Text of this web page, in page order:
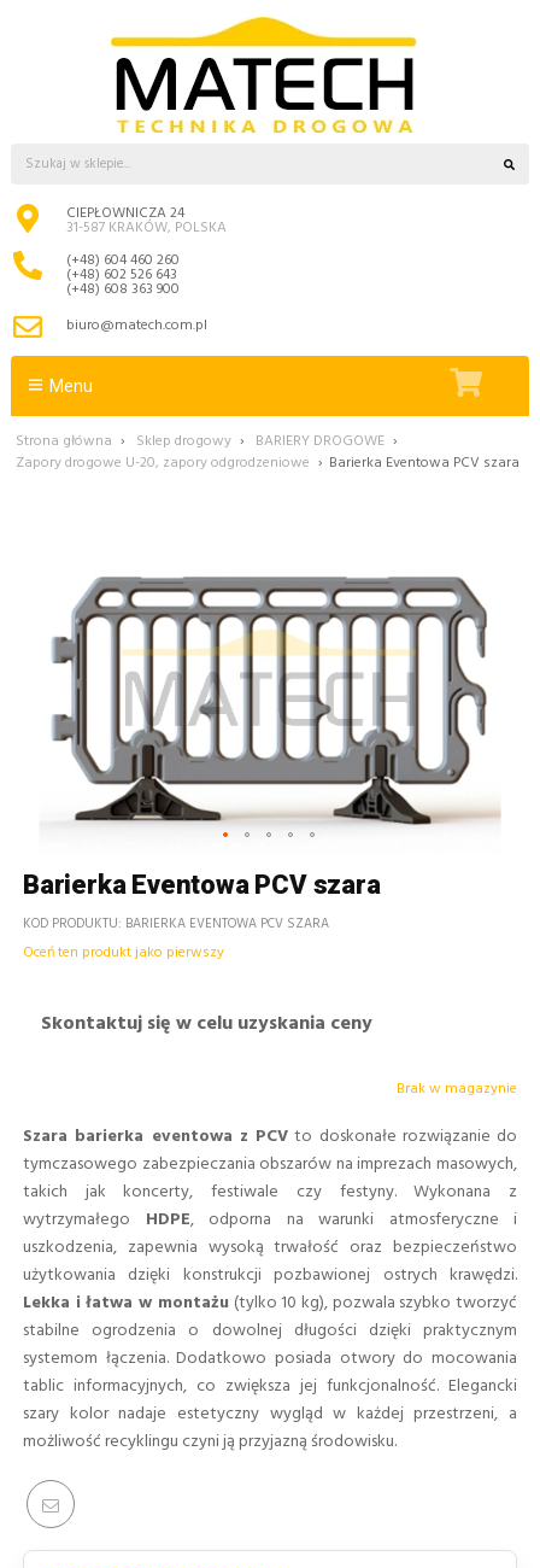
CIEPŁOWNICZA 24
31-587 KRAKÓW, POLSKA
(+48) 604 460 260
(+48) 602 526 643
(+48) 608 363 900
biuro@matech.com.pl
Menu
Strona główna › Sklep drogowy › BARIERY DROGOWE ›
Zapory drogowe U-20, zapory odgrodzeniowe › Barierka Eventowa PCV szara
Barierka Eventowa PCV szara
KOD PRODUKTU BARIERKA EVENTOWA PCV SZARA
Oceń ten produkt jako pierwszy
Skontaktuj się w celu uzyskania ceny
Brak w magazynie
Szara barierka eventowa z PCV to doskonałe rozwiązanie do
tymczasowego zabezpieczania obszarów na imprezach masowych,
takich jak koncerty, festiwale czy festyny. Wykonana z
wytrzymałego HDPE, odporna na warunki atmosferyczne i
uszkodzenia, zapewnia wysoką trwałość oraz bezpieczeństwo
użytkowania dzięki konstrukcji pozbawionej ostrych krawędzi.
Lekka i łatwa w montażu (tylko 10 kg), pozwala szybko tworzyć
stabilne ogrodzenia o dowolnej długości dzięki praktycznym
systemom łączenia. Dodatkowo posiada otwory do mocowania
tablic informacyjnych, co zwiększa jej funkcjonalność. Elegancki
szary kolor nadaje estetyczny wygląd w każdej przestrzeni, a
możliwość recyklingu czyni ją przyjazną środowisku.